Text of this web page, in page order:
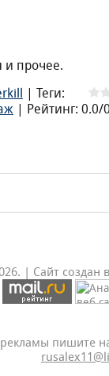
и прочее.
Теги:
Рейтинг: 0.0/
. | Сайт создан
пишите